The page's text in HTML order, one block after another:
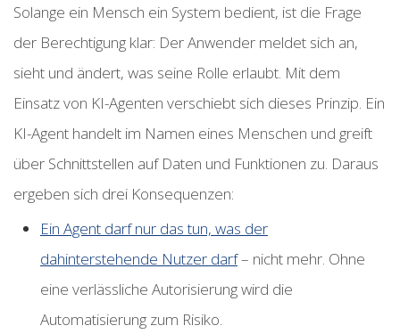
Solange ein Mensch ein System bedient, ist die Frage
der Berechtigung klar: Der Anwender meldet sich an,
sieht und ändert, was seine Rolle erlaubt. Mit dem
Einsatz von KI-Agenten verschiebt sich dieses Prinzip. Ein
KI-Agent handelt im Namen eines Menschen und greift
über Schnittstellen auf Daten und Funktionen zu. Daraus
ergeben sich drei Konsequenzen:
Ein Agent darf nur das tun, was der
dahinterstehende Nutzer darf– nicht mehr. Ohne
eine verlässliche Autorisierung wird die
Automatisierung zum Risiko.